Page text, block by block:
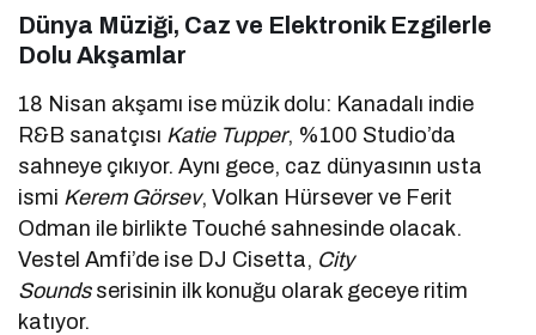
Dünya Müziği, Caz ve Elektronik Ezgilerle
Dolu Akşamlar
18 Nisan akşamı ise müzik dolu: Kanadalı indie
R&B sanatçısı Katie Tupper, %100 Studio’da
sahneye çıkıyor. Aynı gece, caz dünyasının usta
ismi Kerem Görsev, Volkan Hürsever ve Ferit
Odman ile birlikte Touché sahnesinde olacak.
Vestel Amfi’de ise DJ Cisetta, City
Soundsserisinin ilk konuğu olarak geceye ritim
katıyor.